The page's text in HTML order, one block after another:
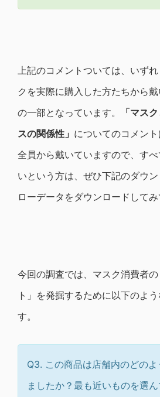
上記のコメントついては、いず
クを実際に購入した方たちから
の一部となっています。
「マス
スの関係性」 についてのコメン
全員から戴いていますので、す
いという方は、ぜひ下記のダウ
ローデータをダウンロードしてみ
今回の調査では、マスク消費者
ト」を発掘するために以下のよ
す。
Q3. この商品は店舗内のどのよ
ましたか？最も近いものを選